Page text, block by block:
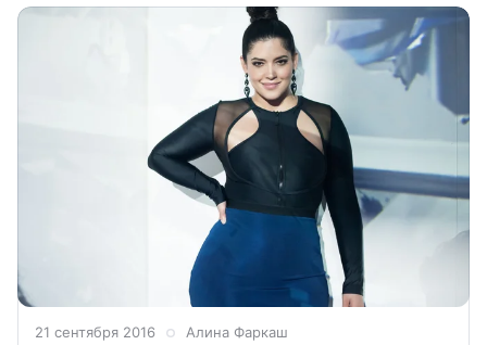
21 сентября 2016 Алина Фаркаш